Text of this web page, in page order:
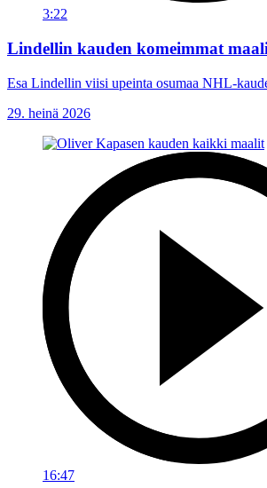
3:22
Lindellin kauden komeimmat
Esa Lindellin viisi upeinta osumaa NHL-
29. heinä 2026
16:47